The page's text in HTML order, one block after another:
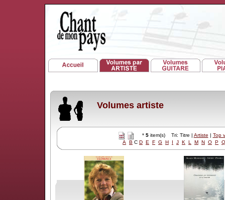
Volumes artiste
* 5item(s) Tri: Titre | Artiste | Top
A
B C D E F G H I J K L M N O P Q